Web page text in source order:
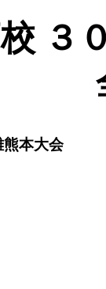
３
本大会